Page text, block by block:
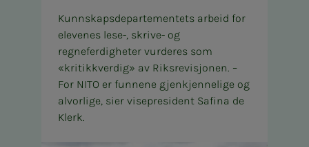
Kunnskapsdepartementets arbeid for
elevenes lese-, skrive- og
regneferdigheter vurderes som
«kritikkverdig» av Riksrevisjonen. –
For NITO er funnene gjenkjennelige og
alvorlige, sier visepresident Safina de
Klerk.